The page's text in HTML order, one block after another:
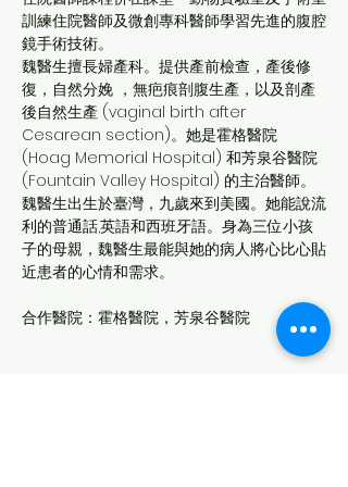
訓練住院醫師及微創專科醫師學習先進的腹腔
鏡手術技術。
魏醫生擅長婦產科。提供產前檢查，產後修
復，自然分娩 ，無疤痕剖腹生產，以及剖產
後自然生產 (vaginal birth after
Cesarean section)。她是霍格醫院
(Hoag Memorial Hospital) 和芳泉谷醫院
(Fountain Valley Hospital) 的主治醫師。
魏醫生出生於臺灣，九歲來到美國。她能說流
利的普通話,英語和西班牙語。身為三位小孩
子的母親，魏醫生最能與她的病人將心比心貼
近患者的心情和需求。
合作醫院：霍格醫院，芳泉谷醫院